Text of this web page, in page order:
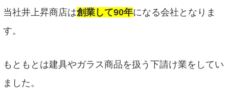
当社井上昇商店は創業して90年になる会社となりま
す。
もともとは建具やガラス商品を扱う下請け業をしてい
ました。